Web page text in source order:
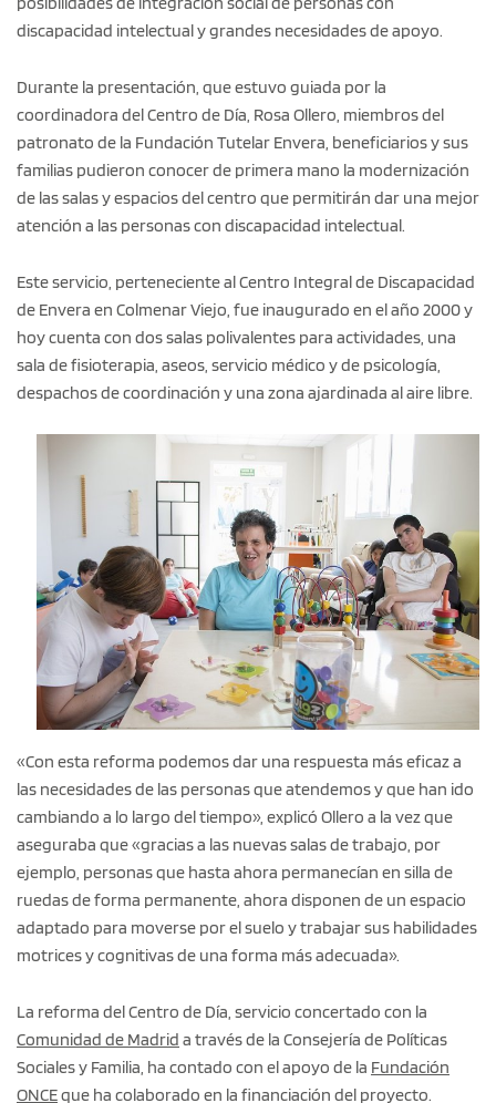
discapacidad intelectual y grandes necesidades de apoyo.
Durante la presentación, que estuvo guiada por la
coordinadora del Centro de Día, Rosa Ollero, miembros del
patronato de la Fundación Tutelar Envera, beneficiarios y sus
familias pudieron conocer de primera mano la modernización
de las salas y espacios del centro que permitirán dar una mejor
atención a las personas con discapacidad intelectual.
Este servicio, perteneciente al Centro Integral de Discapacidad
de Envera en Colmenar Viejo, fue inaugurado en el año 2000 y
hoy cuenta con dos salas polivalentes para actividades, una
sala de fisioterapia, aseos, servicio médico y de psicología,
despachos de coordinación y una zona ajardinada al aire libre.
«Con esta reforma podemos dar una respuesta más eficaz a
las necesidades de las personas que atendemos y que han ido
cambiando a lo largo del tiempo», explicó Ollero a la vez que
aseguraba que «gracias a las nuevas salas de trabajo, por
ejemplo, personas que hasta ahora permanecían en silla de
ruedas de forma permanente, ahora disponen de un espacio
adaptado para moverse por el suelo y trabajar sus habilidades
motrices y cognitivas de una forma más adecuada».
La reforma del Centro de Día, servicio concertado con la
Comunidad de Madrid a través de la Consejería de Políticas
Sociales y Familia, ha contado con el apoyo de la Fundación
ONCEque ha colaborado en la financiación del proyecto.